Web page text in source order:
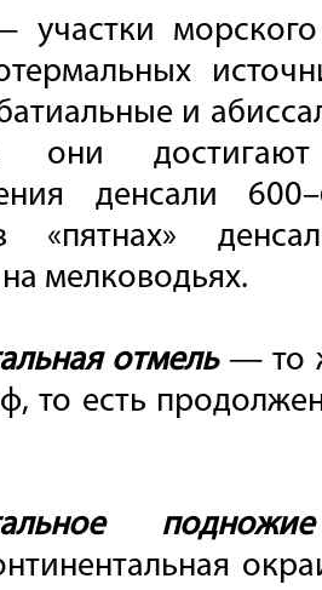
морского
и
они
денсали
«пятнах»
мелководьях.
отмель— то
то есть
подножие